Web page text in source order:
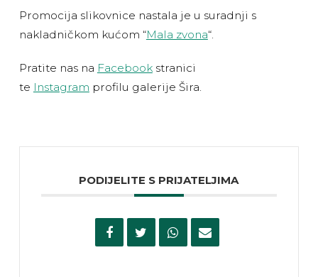
Promocija slikovnice nastala je u suradnji s
nakladničkom kućom “Mala zvona“.
Pratite nas na Facebookstranici
te Instagram profilu galerije Šira.
PODIJELITE S PRIJATELJIMA